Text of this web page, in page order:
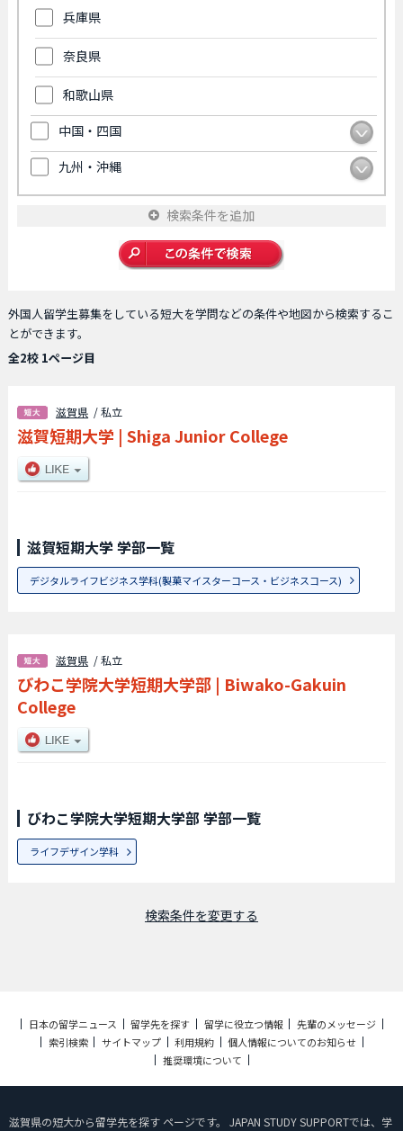
兵庫県
奈良県
和歌山県
中国・四国
九州・沖縄
検索条件を追加
外国人留学生募集をしている短大を学問などの条件や地図から検索するこ
とができます。
全2校 1ページ目
滋賀県 / 私立
滋賀短期大学 | Shiga Junior College
滋賀短期大学 学部一覧
デジタルライフビジネス学科(製菓マイスターコース・ビジネスコース)
滋賀県 / 私立
びわこ学院大学短期大学部| Biwako-Gakuin
College
びわこ学院大学短期大学部 学部一覧
ライフデザイン学科
検索条件を変更する
日本の留学ニュース 留学先を探す 留学に役立つ情報
先輩のメッセージ
索引検索
サイトマップ 利用規約
個人情報についてのお知らせ
推奨環境について
滋賀県の短大から留学先を探す ページです。 JAPAN STUDY SUPPORTでは、学